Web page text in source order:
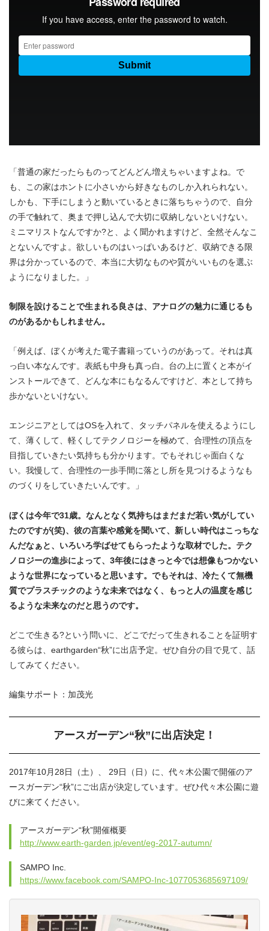
「普通の家だったらものってどんどん増えちゃいますよね。で
も、この家はホントに小さいから好きなものしか入れられない。
しかも、下手にしまうと動いているときに落ちちゃうので、自分
の手で触れて、奥まで押し込んで大切に収納しないといけない。
ミニマリストなんですか?と、よく聞かれますけど、全然そんなこ
とないんですよ。欲しいものはいっぱいあるけど、収納できる限
界は分かっているので、本当に大切なものや質がいいものを選ぶ
ようになりました。」
制限を設けることで生まれる良さは、アナログの魅力に通じるも
のがあるかもしれません。
「例えば、ぼくが考えた電子書籍っていうのがあって。それは真
っ白い本なんです。表紙も中身も真っ白。台の上に置くと本がイ
ンストールできて、どんな本にもなるんですけど、本として持ち
歩かないといけない。
エンジニアとしてはOSを入れて、タッチパネルを使えるようにし
て、薄くして、軽くしてテクノロジーを極めて、合理性の頂点を
目指していきたい気持ちも分かります。でもそれじゃ面白くな
い。我慢して、合理性の一歩手間に落とし所を見つけるようなも
のづくりをしていきたいんです。」
ぼくは今年で31歳。なんとなく気持ちはまだまだ若い気がしてい
たのですが(笑)、彼の言葉や感覚を聞いて、新しい時代はこっちな
んだなぁと、いろいろ学ばせてもらったような取材でした。テク
ノロジーの進歩によって、3年後にはきっと今では想像もつかない
ような世界になっていると思います。でもそれは、冷たくて無機
質でプラスチックのような未来ではなく、もっと人の温度を感じ
るような未来なのだと思うのです。
どこで生きる?という問いに、どこでだって生きれることを証明す
る彼らは、earthgarden“秋”に出店予定。ぜひ自分の目で見て、話
してみてください。
編集サポート：加茂光
アースガーデン“秋”に出店決定！
2017年10月28日（土）、 29日（日）に、代々木公園で開催のア
ースガーデン“秋”にご出店が決定しています。ぜひ代々木公園に遊
びに来てください。
アースガーデン“秋”開催概要
http://www.earth-garden.jp/event/eg-2017-autumn/
SAMPO Inc.
https://www.facebook.com/SAMPO-Inc-1077053685697109/